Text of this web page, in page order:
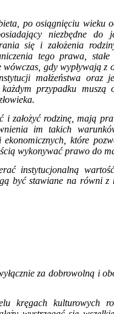
po osią­gnięciu wieku
niezbędne do
się i założenia
tego prawa,
gdy wypływają z
małżeństwa oraz
przypadku muszą
założyć rodzinę, mają
im takich
ekono­micznych, które
wykonywać prawo do
instytu­cjonalną
być stawiane na równi z
za dobrowolną i
kręgach kul­turowych